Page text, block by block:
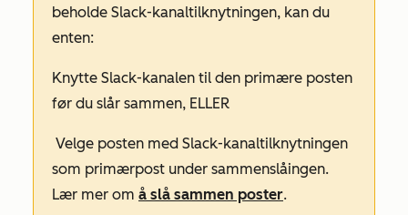
beholde Slack-kanaltilknytningen, kan du
enten:
Knytte Slack-kanalen til den primære posten
før du slår sammen, ELLER
Velge posten med Slack-kanaltilknytningen
som primærpost under sammenslåingen.
Lær mer om å slå sammen poster.